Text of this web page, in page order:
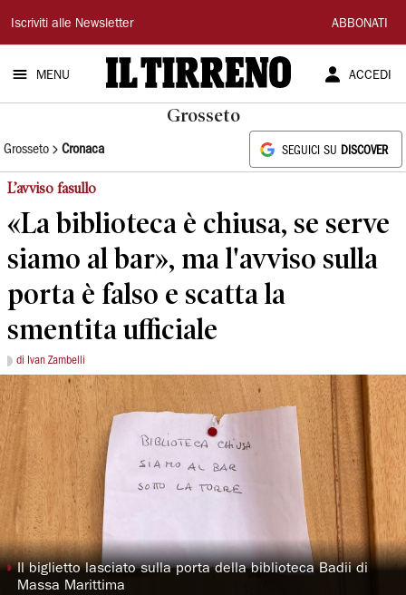
Il
Tirreno
Iscriviti alle Newsletter ABBONATI
MENU ACCEDI
Grosseto
Grosseto Cronaca SEGUICI SU DISCOVER
L’avviso fasullo
«La biblioteca è chiusa, se serve
siamo al bar», ma l'avviso sulla
porta è falso e scatta la
smentita ufficiale
di Ivan Zambelli
◗Il biglietto lasciato sulla porta della biblioteca Badii di
Massa Marittima